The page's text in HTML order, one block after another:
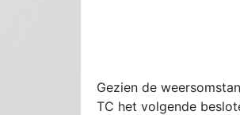
Gezien de
TC het volgende